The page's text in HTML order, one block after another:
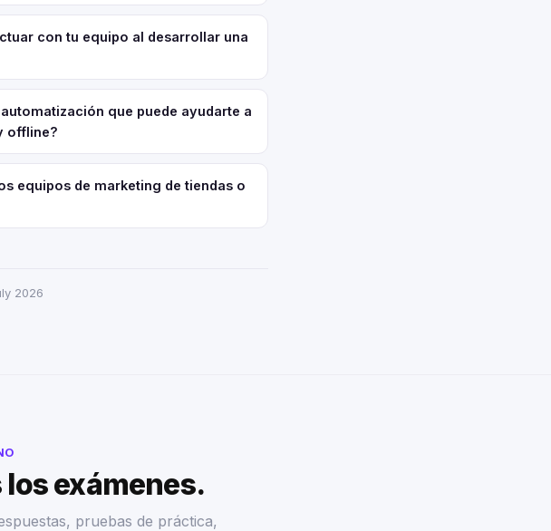
con tu equipo al desarrollar una
que puede ayudarte a
offline?
equipos de marketing de tiendas o
2026
exámenes.
pruebas de práctica,